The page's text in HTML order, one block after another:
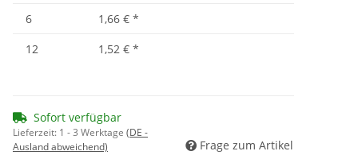
6
1,66 € *
12
1,52 € *
Sofort verfügbar
Lieferzeit: 1 - 3 Werktage (DE -
Ausland abweichend)
Frage zum Artikel